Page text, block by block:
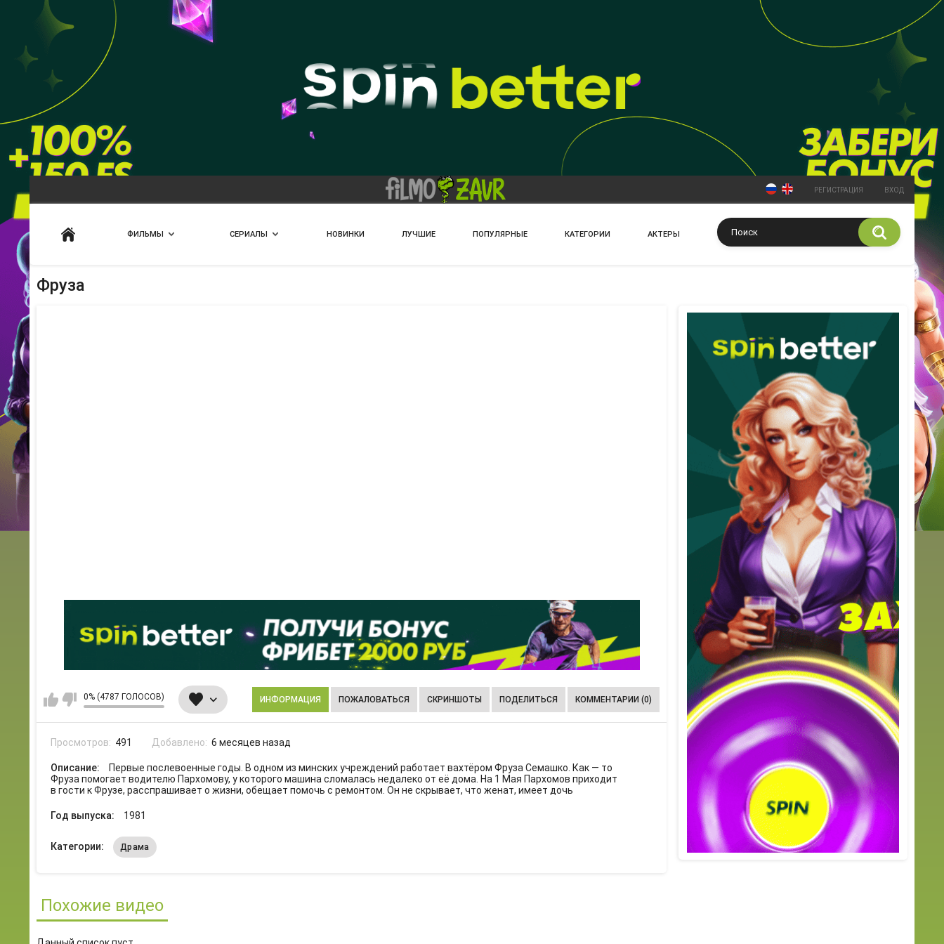
РЕГИСТРАЦИЯ ВХОД
ФИЛЬМЫ СЕРИАЛЫ НОВИНКИ ЛУЧШИЕ ПОПУЛЯРНЫЕ КАТЕГОРИИ АКТЕРЫ
Фруза
0% (4787 ГОЛОСОВ) ИНФОРМАЦИЯ ПОЖАЛОВАТЬСЯ СКРИНШОТЫ ПОДЕЛИТЬСЯ КОММЕНТАРИИ (0)
Просмотров: 491 Добавлено: 6 месяцев назад
Описание:
Первые послевоенные годы. В одном из минских учреждений работает вахтёром Фруза Семашко. Как — то
Фруза помогает водителю Пархомову, у которого машина сломалась недалеко от её дома. На 1 Мая Пархомов приходит
в гости к Фрузе, расспрашивает о жизни, обещает помочь с ремонтом. Он не скрывает, что женат, имеет дочь
Год выпуска: 1981
Категории: Драма
Похожие видео